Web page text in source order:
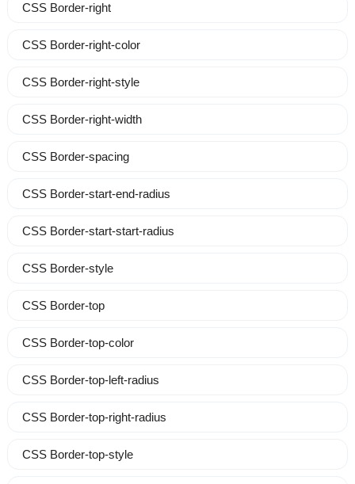
CSS Border-right
CSS Border-right-color
CSS Border-right-style
CSS Border-right-width
CSS Border-spacing
CSS Border-start-end-radius
CSS Border-start-start-radius
CSS Border-style
CSS Border-top
CSS Border-top-color
CSS Border-top-left-radius
CSS Border-top-right-radius
CSS Border-top-style